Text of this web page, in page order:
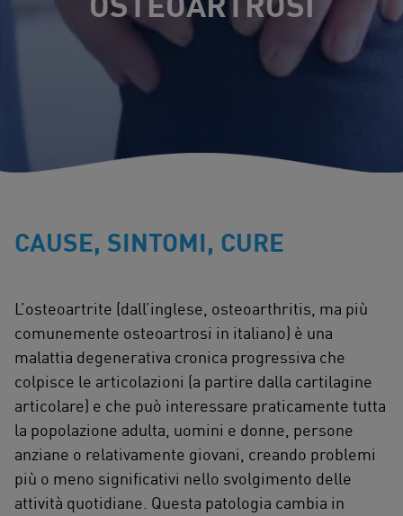
CAUSE, SINTOMI, CURE
L’osteoartrite (dall’inglese, osteoarthritis, ma più
comunemente osteoartrosi in italiano) è una
malattia degenerativa cronica progressiva che
colpisce le articolazioni (a partire dalla cartilagine
articolare) e che può interessare praticamente tutta
la popolazione adulta, uomini e donne, persone
anziane o relativamente giovani, creando problemi
più o meno significativi nello svolgimento delle
attività quotidiane. Questa patologia cambia in